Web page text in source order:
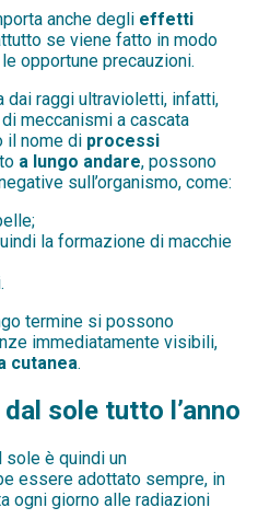
anche degli effetti
se viene fatto in modo
opportune precauzioni.
dai raggi ultravioletti, infatti,
meccanismi a cascata
il nome di processi
a lungo andare, possono
sull’organismo, come:
la formazione di macchie
termine si possono
immediatamente visibili,
cutanea.
sole tutto l’anno
sole è quindi un
essere adottato sempre, in
ogni giorno alle radiazioni